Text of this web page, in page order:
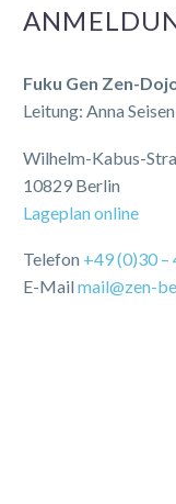
Fuku Gen Zen-
Leitung: Anna
Wilhelm-Kabus-
10829 Berlin
Lageplan online
Telefon +49 (0)30 –
E-Mail mail@zen-